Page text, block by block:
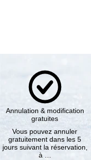
Annulation & modification
gratuites
Vous pouvez annuler
gratuitement dans les 5
jours suivant la réservation,
à …